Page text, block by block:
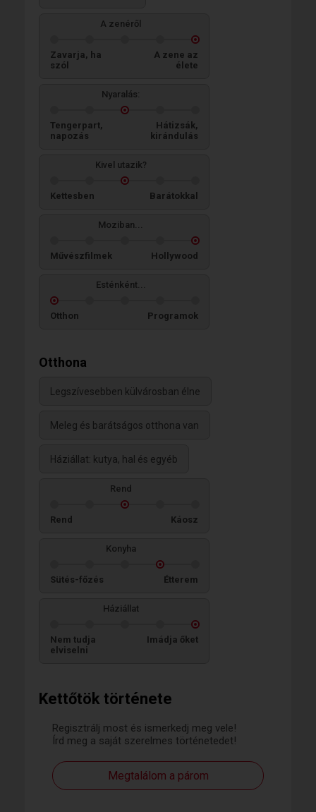
Kettőtök története
Regisztrálj most és ismerkedj meg vele!
Írd meg a saját szerelmes történetedet!
Megtalálom a párom
A zenéről
Zavarja, ha
szól
A zene az
élete
Nyaralás:
Tengerpart,
napozás
Hátizsák,
kirándulás
Kivel utazik?
Kettesben Barátokkal
Moziban...
Művészfilmek Hollywood
Esténként...
Otthon Programok
Otthona
Legszívesebben külvárosban élne
Meleg és barátságos otthona van
Háziállat: kutya, hal és egyéb
Rend
Rend Káosz
Konyha
Sütés-főzés Étterem
Háziállat
Nem tudja
elviselni
Imádja őket